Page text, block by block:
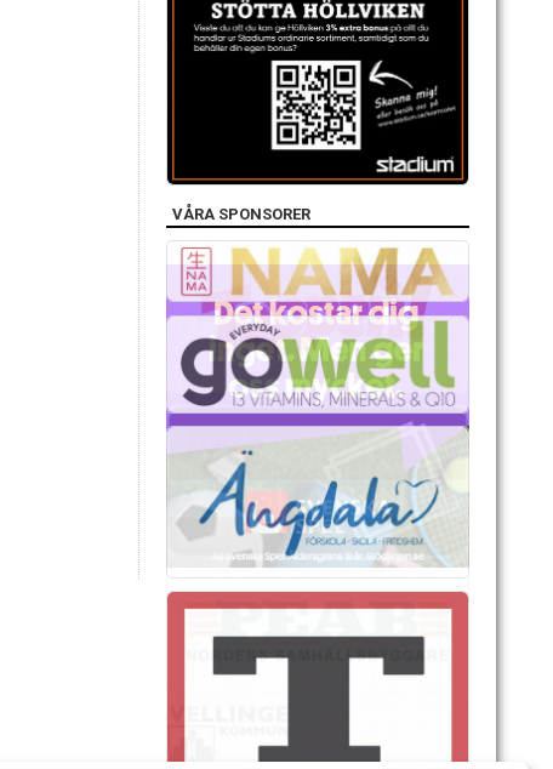
VÅRA SPONSORER